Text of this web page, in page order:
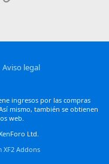
Aviso legal
ingresos por las compras
mismo, también se obtienen
web.
Ltd.
Addons